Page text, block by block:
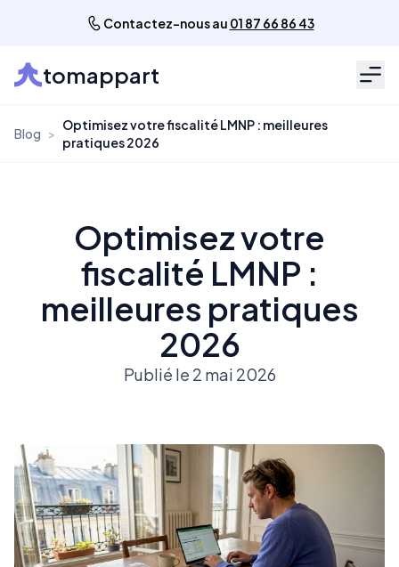
Contactez-nous au 01 87 66 86 43
tomappart
Blog >
Optimisez votre fiscalité LMNP : meilleures
pratiques 2026
Optimisez votre
fiscalité LMNP :
meilleures pratiques
2026
Publié le 2 mai 2026